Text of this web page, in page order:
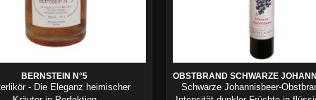
BERNSTEIN N°5
- Die Eleganz heimischer
OBSTBRAND SCHWARZE
Schwarze Johannisbeer-